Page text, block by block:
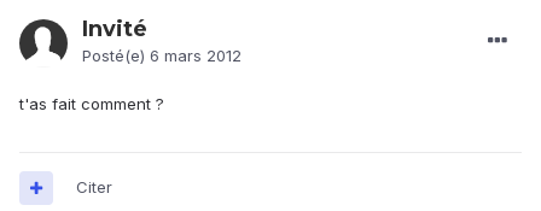
Invité
Posté(e) 6 mars 2012
t'as fait comment ?
Citer